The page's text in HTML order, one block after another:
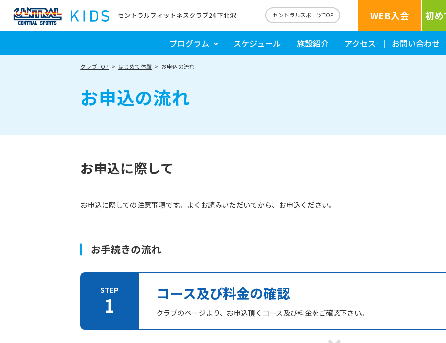
セントラルフィットネスクラブ24 下北沢 セントラルスポーツTOP WEB入会 初
プログラム スケジュール 施設紹介 アクセス お問い合わせ
クラブTOP はじめて体験 お申込の流れ
お申込の流れ
お申込に際して
お申込に際しての注意事項です。よくお読みいただいてから、お申込ください。
お手続きの流れ
コース及び料金の確認
クラブのページより、お申込頂くコース及び料金をご確認下さい。